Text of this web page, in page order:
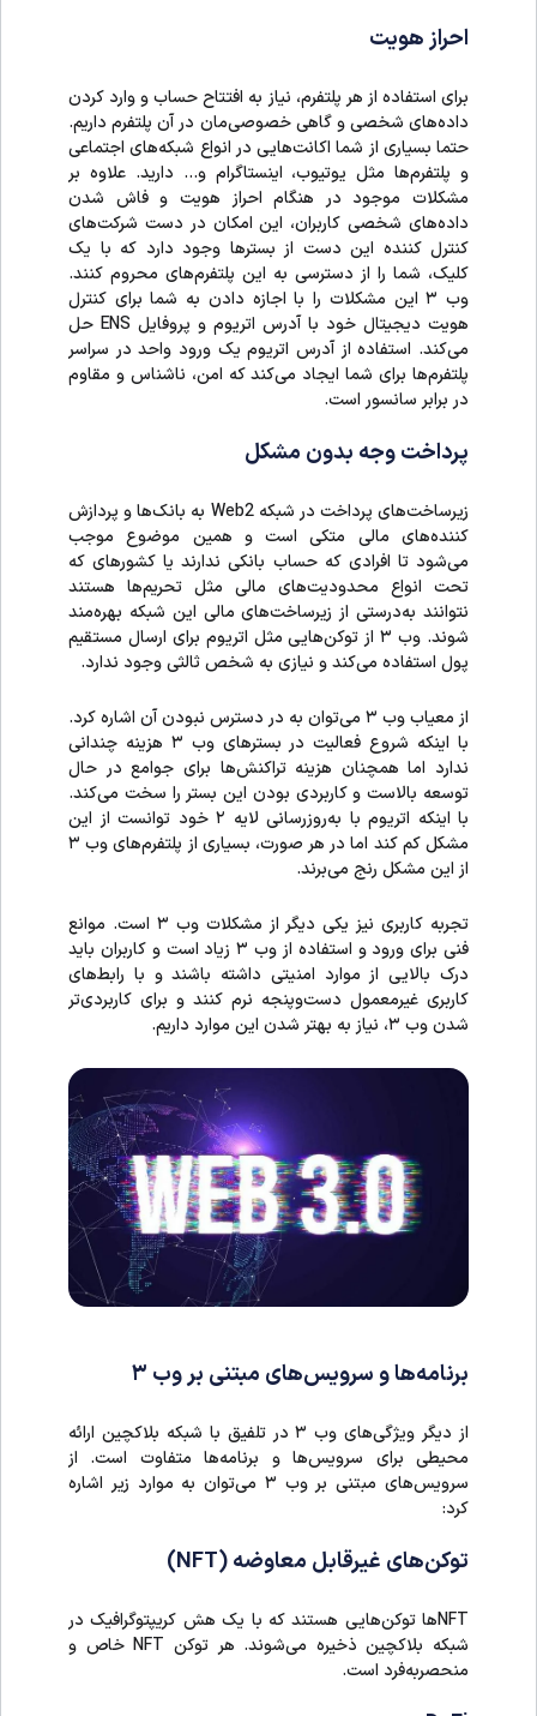
احراز هویت
برای استفاده از هر پلتفرم، نیاز به افتتاح حساب و وارد کردن
داده‌های شخصی و گاهی خصوصی‌مان در آن پلتفرم‌ داریم.
حتما بسیاری از شما اکانت‌هایی در انواع شبکه‌های اجتماعی
و پلتفرم‌ها مثل یوتیوب، اینستاگرام و… دارید. علاوه بر
مشکلات موجود در هنگام احراز هویت و فاش شدن
داده‌های شخصی کاربران، این امکان در دست شرکت‌‌های
کنترل‌ کننده این دست از بسترها وجود دارد که با یک
کلیک، شما را از دسترسی به این پلتفرم‌های محروم کنند.
وب ۳ این مشکلات را با اجازه دادن به شما برای کنترل
هویت دیجیتال خود با آدرس اتریوم و پروفایل ENS حل
می‌کند. استفاده از آدرس اتریوم یک ورود واحد در سراسر
پلتفرم‌ها برای شما ایجاد می‌کند که امن، ناشناس و مقاوم
در برابر سانسور است.
پرداخت وجه بدون مشکل
زیرساخت‌های پرداخت در شبکه Web2 به بانک‌ها و پردازش
کننده‌های مالی متکی است و همین موضوع موجب
می‌شود تا افرادی که حساب بانکی ندارند یا کشور‌های که
تحت انواع محدودیت‌های مالی مثل تحریم‌ها هستند
نتوانند به‌درستی از زیرساخت‌های مالی این شبکه بهره‌مند
شوند. وب ۳ از توکن‌هایی مثل اتریوم برای ارسال مستقیم
پول استفاده می‌کند و نیازی به شخص ثالثی وجود ندارد.
از معیاب وب ۳ می‌توان به در دسترس نبودن آن اشاره کرد.
با اینکه شروع فعالیت در بستر‌های وب ۳ هزینه چندانی
ندارد اما همچنان هزینه تراکنش‌ها برای جوامع در حال
توسعه بالاست و کاربردی بودن این بستر را سخت می‌کند.
با اینکه اتریوم با به‌روزرسانی لایه ۲ خود توانست از این
مشکل کم کند اما در هر صورت، بسیاری از پلتفرم‌های وب ۳
از این مشکل رنج می‌برند.
تجربه کاربری نیز یکی دیگر از مشکلات وب ۳ است. موانع
فنی برای ورود و استفاده از وب ۳ زیاد است و کاربران باید
درک بالایی از موارد امنیتی داشته باشند و با رابط‌های
کاربری غیرمعمول دست‌وپنجه نرم کنند و برای کاربردی‌تر
شدن وب ۳، نیاز به بهتر شدن این موارد داریم.
برنامه‌ها و سرویس‌های مبتنی بر وب ۳
از دیگر ویژگی‌های وب ۳ در تلفیق با شبکه بلاکچین ارائه
محیطی برای سرویس‌ها و برنامه‌ها متفاوت است. از
سرویس‌های مبتنی بر وب ۳ می‌توان به موارد زیر اشاره
کرد:
توکن‌های غیرقابل معاوضه (NFT)
NFTها توکن‌هایی هستند که با یک هش کریپتوگرافیک در
شبکه بلاکچین ذخیره می‌شوند. هر توکن NFT خاص و
منحصربه‌فرد است.